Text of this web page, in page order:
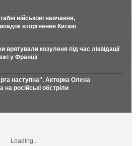
військові навчання,
вторгнення Китаю
врятували козуленя під час ліквідації
у Франції
наступна". Акторка Олена
на російські обстріли
Loading...